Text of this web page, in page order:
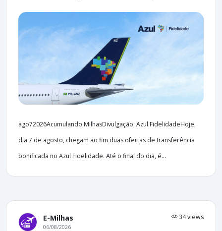
ago72026Acumulando MilhasDivulgação: Azul FidelidadeHoje,
dia 7 de agosto, chegam ao fim duas ofertas de transferência
bonificada no Azul Fidelidade. Até o final do dia, é...
E-Milhas 34 views
06/08/2026